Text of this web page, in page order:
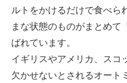
ルトをかけるだけで食べら
まな状態のものがまとめて
ばれています。
イギリスやアメリカ、スコ
欠かせないとされるオート